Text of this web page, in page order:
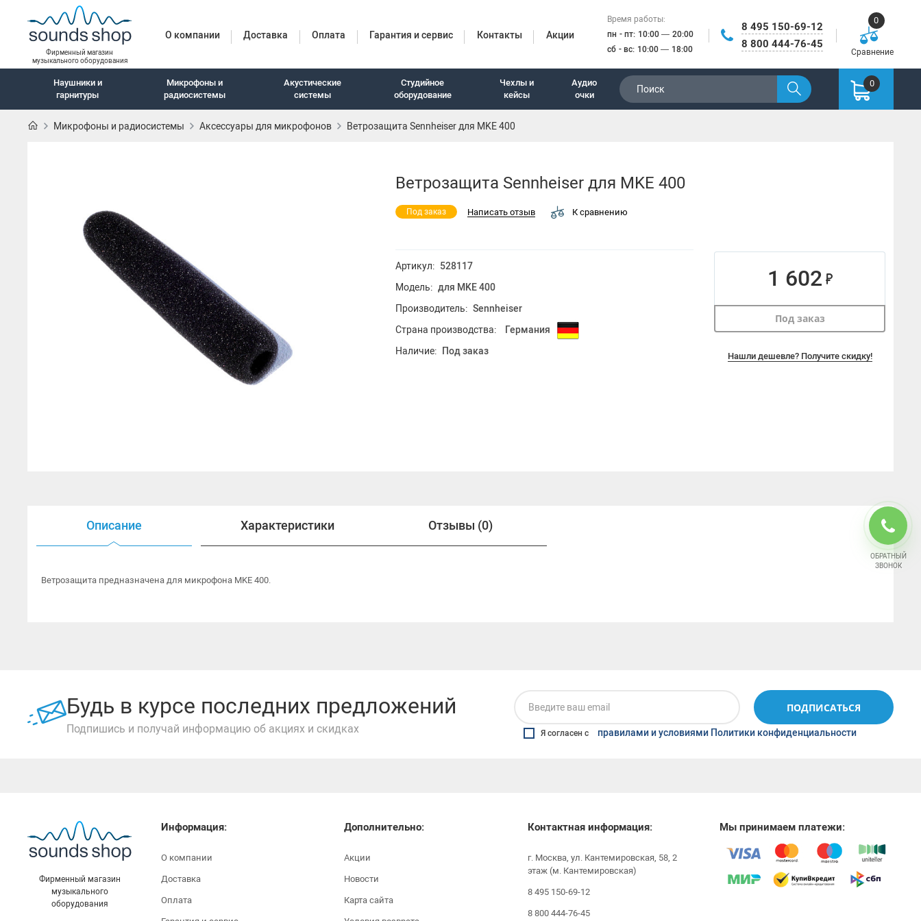
ОБРАТНЫЙ
ЗВОНОК
Фирменный магазин
музыкального оборудования
О компании Доставка Оплата Гарантия и сервис Контакты Акции
Время работы:
пн - пт: 10:00 — 20:00
сб - вс: 10:00 — 18:00
8 495 150-69-12
8 800 444-76-45
0
Сравнение
Наушники и
гарнитуры
Микрофоны и
радиосистемы
Акустические
системы
Студийное
оборудование
Чехлы и
кейсы
Аудио
очки
Беспроводные наушники
Внутриканальные наушники
Закрытые наушники
Открытые наушники
Наушники HI-FI
0
Микрофоны и радиосистемы Аксессуары для микрофонов Ветрозащита Sennheiser для MKE 400
Ветрозащита Sennheiser для MKE 400
Под заказ Написать отзыв К сравнению
Артикул: 528117
Модель: для MKE 400
Производитель: Sennheiser
Страна производства:
Германия
Наличие: Под заказ
1 602
Под заказ
Нашли дешевле? Получите скидку!
Описание Характеристики Отзывы (0)
Ветрозащита предназначена для микрофона MKE 400.
Будь в курсе последних предложений
Подпишись и получай информацию об акциях и скидках
ПОДПИСАТЬСЯ
Я согласен с правилами и условиями Политики конфиденциальности
Фирменный магазин
музыкального
оборудования
Информация:
О компании
Доставка
Оплата
Дополнительно:
Акции
Новости
Карта сайта
Контактная информация:
г. Москва, ул. Кантемировская, 58, 2
этаж (м. Кантемировская)
8 495 150-69-12
8 800 444-76-45
Мы принимаем платежи: